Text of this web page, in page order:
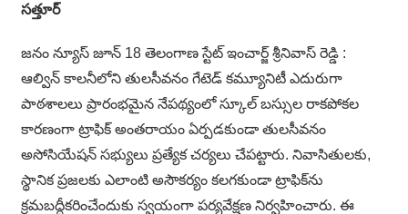
సత్తూర్
జనం న్యూస్ జూన్ 18 తెలంగాణ స్టేట్ ఇంచార్జ్ శ్రీనివాస్ రెడ్డి :
ఆల్విన్ కాలనీలోని తులసీవనం గేటెడ్ కమ్యూనిటీ ఎదురుగా
పాఠశాలలు ప్రారంభమైన నేపథ్యంలో స్కూల్ బస్సుల రాకపోకల
కారణంగా ట్రాఫిక్ అంతరాయం ఏర్పడకుండా తులసీవనం
అసోసియేషన్ సభ్యులు ప్రత్యేక చర్యలు చేపట్టారు. నివాసితులకు,
స్థానిక ప్రజలకు ఎలాంటి అసౌకర్యం కలగకుండా ట్రాఫిక్‌ను
క్రమబద్ధీకరించేందుకు స్వయంగా పర్యవేక్షణ నిర్వహించారు. ఈ